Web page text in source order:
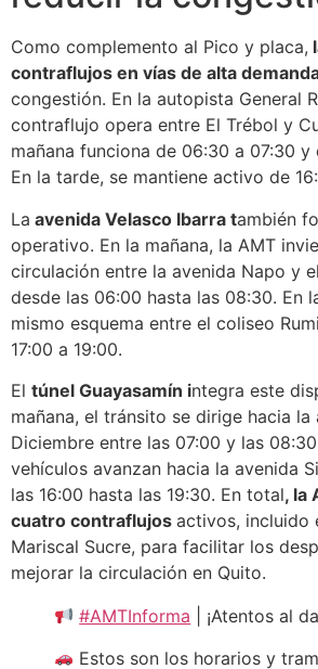
Como complemento al Pico y placa,
contraflujos en vías de alta
congestión. En la autopista General
contraflujo opera entre El Trébol y
mañana funciona de 06:30 a 07:30
En la tarde, se mantiene activo de
La avenida Velasco Ibarra también
operativo. En la mañana, la AMT
circulación entre la avenida Napo y
desde las 06:00 hasta las 08:30. En
mismo esquema entre el coliseo
17:00 a 19:00.
El túnel Guayasamín integra este
mañana, el tránsito se dirige hacia la
Diciembre entre las 07:00 y las
vehículos avanzan hacia la avenida
las 16:00 hasta las 19:30. En total, la
cuatro contraflujos activos, incluido
Mariscal Sucre, para facilitar los
mejorar la circulación en Quito.
#AMTInforma | ¡Atentos al
Estos son los horarios y